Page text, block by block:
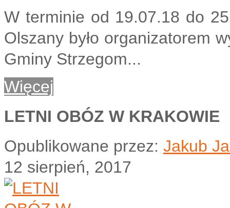
W terminie od 19.07.18 do
Olszany było organizatorem
Gminy Strzegom...
Więcej
LETNI OBÓZ W KRAKOWIE
Opublikowane przez: Jakub
12 sierpień, 2017